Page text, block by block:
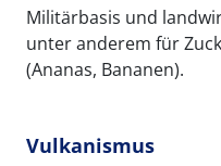
Militärbasis und
unter anderem für
(Ananas, Bananen).
Vulkanismus